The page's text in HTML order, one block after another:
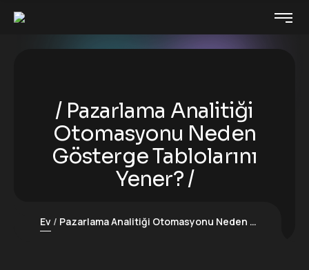
Pazarlama Analitiği
Otomasyonu Neden
Gösterge Tablolarını
Yener?
Ev Pazarlama Analitiği Otomasyonu Neden Gösterge Tablolarını Yener?